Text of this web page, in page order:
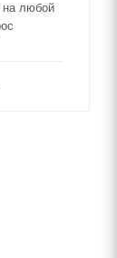
на любой